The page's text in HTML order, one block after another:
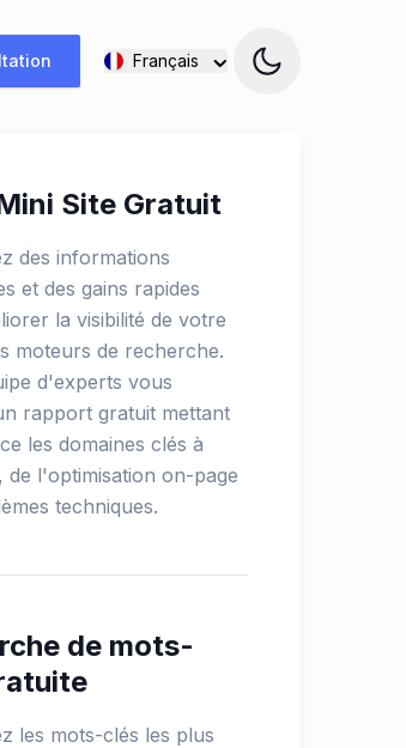
Français
Site Gratuit
des informations
et des gains rapides
la visibilité de votre
moteurs de recherche.
d'experts vous
rapport gratuit mettant
les domaines clés à
de l'optimisation on-page
techniques.
de mots-
les mots-clés les plus